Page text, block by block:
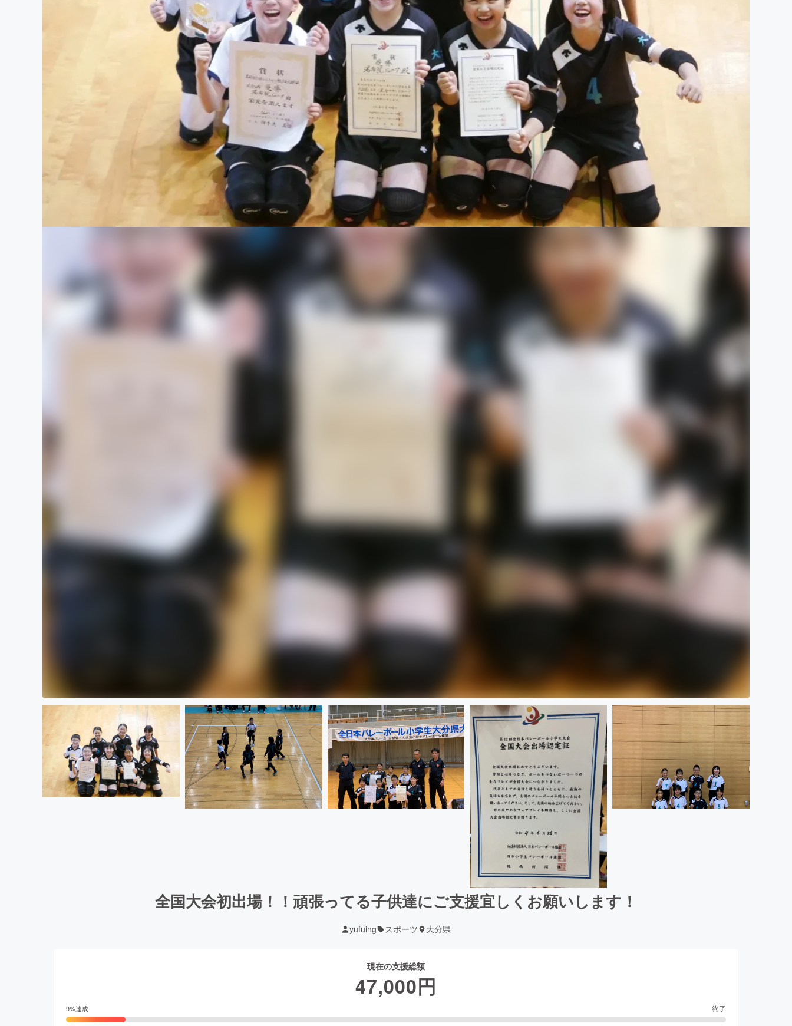
全国大会初出場！！頑張ってる子供達にご支援宜しくお願いします！
yufuing スポーツ 大分県
現在の支援総額
47,000円
9%達成 終了